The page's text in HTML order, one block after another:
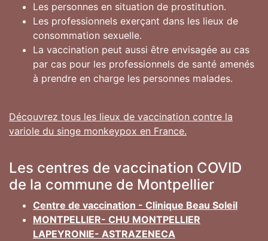
Les personnes en situation de prostitution.
Les professionnels exerçant dans les lieux de
consommation sexuelle.
La vaccination peut aussi être envisagée au cas
par cas pour les professionnels de santé amenés
à prendre en charge les personnes malades.
Découvrez tous les lieux de vaccination contre la
variole du singe monkeypox en France.
Les centres de vaccination COVID
de la commune de Montpellier
Centre de vaccination - Clinique Beau Soleil
MONTPELLIER- CHU MONTPELLIER
LAPEYRONIE- ASTRAZENECA